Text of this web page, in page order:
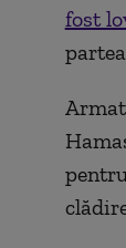
fost